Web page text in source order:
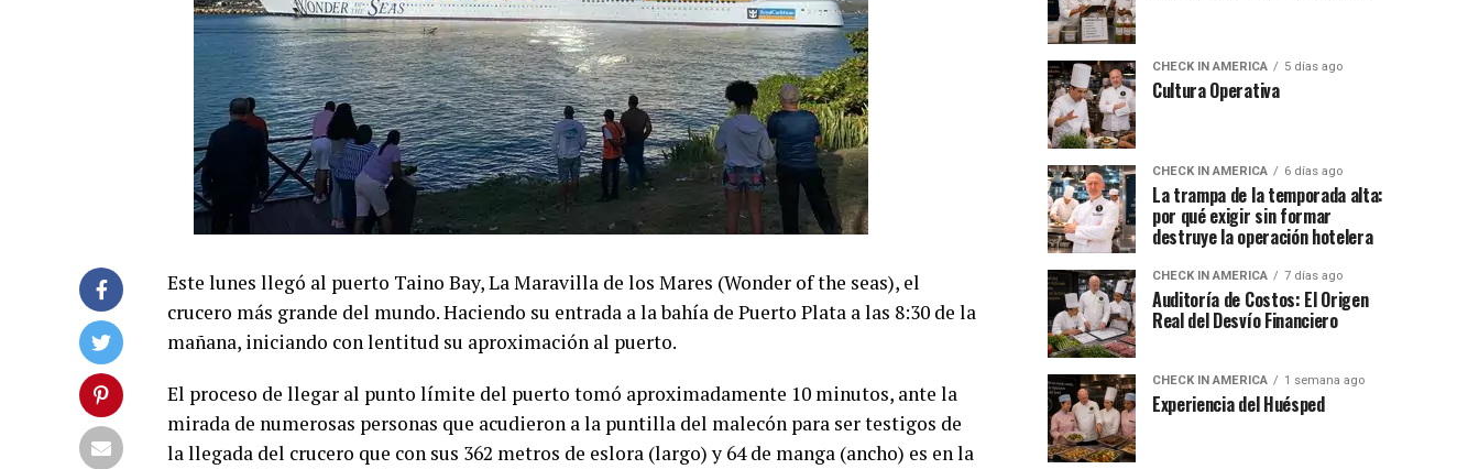
Este lunes llegó al puerto Taino Bay, La Maravilla de los Mares (Wonder of the seas), el
crucero más grande del mundo. Haciendo su entrada a la bahía de Puerto Plata a las 8:30 de la
mañana, iniciando con lentitud su aproximación al puerto.
El proceso de llegar al punto límite del puerto tomó aproximadamente 10 minutos, ante la
mirada de numerosas personas que acudieron a la puntilla del malecón para ser testigos de
la llegada del crucero que con sus 362 metros de eslora (largo) y 64 de manga (ancho) es en la
CHECK IN AMERICA 5 días ago
Cultura Operativa
CHECK IN AMERICA 6 días ago
La trampa de la temporada alta:
por qué exigir sin formar
destruye la operación hotelera
CHECK IN AMERICA 7 días ago
Auditoría de Costos: El Origen
Real del Desvío Financiero
CHECK IN AMERICA 1 semana ago
Experiencia del Huésped